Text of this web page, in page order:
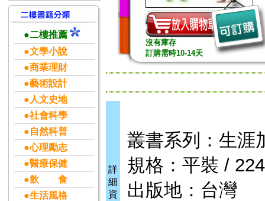
●二樓推薦
●文學小說
●商業理財
●藝術設計
●人文史地
●社會科學
●自然科普
●心理勵志
●醫療保健
●飲 食
●生活風格
沒有庫存
訂購需時10-14天
詳
細
資
叢書系列：生涯
規格：平裝 /
出版地：台灣